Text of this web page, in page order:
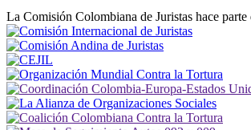
La Comisión Colombiana de Juristas hace parte